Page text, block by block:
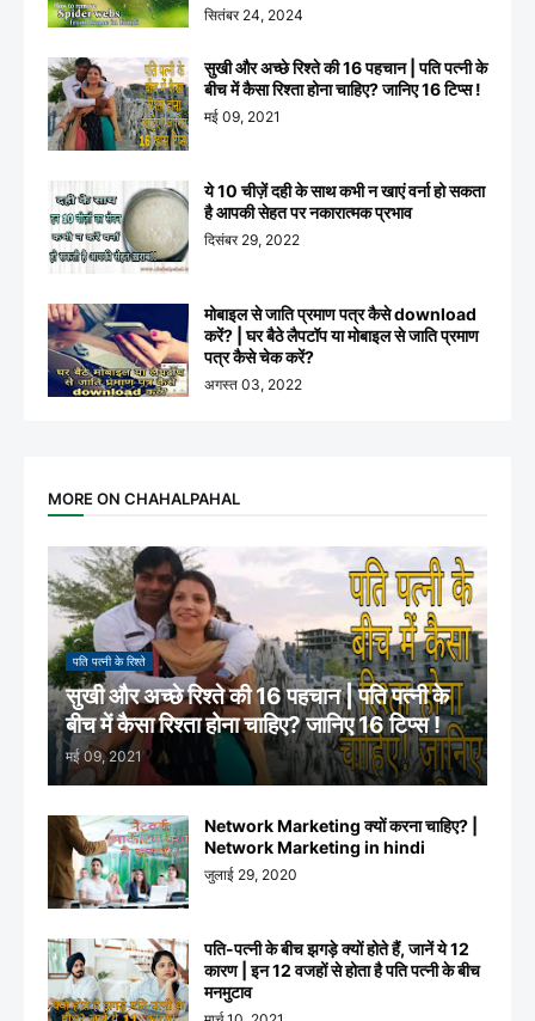
सितंबर 24, 2024
सुखी और अच्छे रिश्ते की 16 पहचान | पति पत्नी के
बीच में कैसा रिश्ता होना चाहिए? जानिए 16 टिप्स !
मई 09, 2021
ये 10 चीज़ें दही के साथ कभी न खाएं वर्ना हो सकता
है आपकी सेहत पर नकारात्मक प्रभाव
दिसंबर 29, 2022
मोबाइल से जाति प्रमाण पत्र कैसे download
करें? | घर बैठे लैपटॉप या मोबाइल से जाति प्रमाण
पत्र कैसे चेक करें?
अगस्त 03, 2022
MORE ON CHAHALPAHAL
पति पत्नी के रिश्ते
सुखी और अच्छे रिश्ते की 16 पहचान | पति पत्नी के
बीच में कैसा रिश्ता होना चाहिए? जानिए 16 टिप्स !
मई 09, 2021
Network Marketing क्यों करना चाहिए? |
Network Marketing in hindi
जुलाई 29, 2020
पति-पत्नी के बीच झगड़े क्यों होते हैं, जानें ये 12
कारण | इन 12 वजहों से होता है पति पत्नी के बीच
मनमुटाव